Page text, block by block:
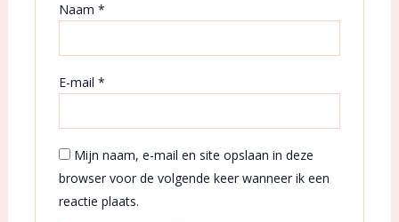
Naam*
E-mail*
Mijn naam, e-mail en site opslaan in deze
browser voor de volgende keer wanneer ik een
reactie plaats.